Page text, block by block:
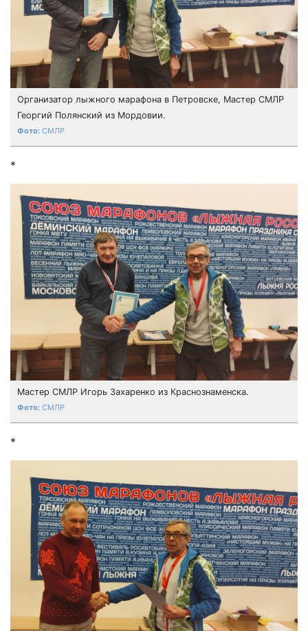
Организатор лыжного марафона в Петровске, Мастер СМЛР
Георгий Полянский из Мордовии.
СМЛР
*
Мастер СМЛР Игорь Захаренко из Краснознаменска.
СМЛР
*